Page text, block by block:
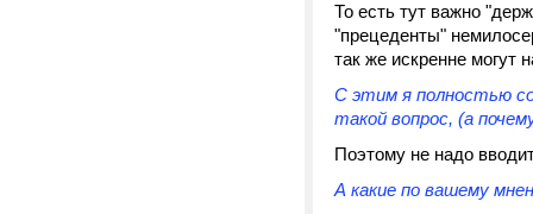
То есть тут важно
"прецеденты"
так же искренне могут
С этим я полностью
такой вопрос, (а
Поэтому не надо
А какие по вашему